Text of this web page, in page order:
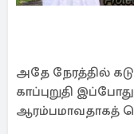
அதே நேரத்தில்
காப்புறுதி
ஆரம்பமாவதாகத்